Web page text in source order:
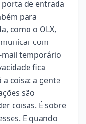
de entrada
para
como o OLX,
com
mail temporário
fica
coisa: a gente
são
coisas. É sobre
E quando